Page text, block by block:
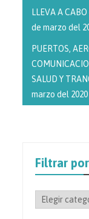
entradas
LLEVA A
de marzo del
PUERTOS,
SALUD Y
marzo del 2020
Filtrar
Filtrar